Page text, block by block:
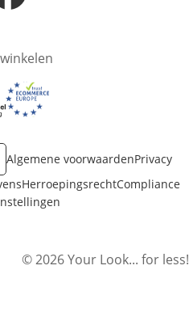
in nieuw venster
in nieuw venster
Opent in nieuw venster
Algemene voorwaardenPrivacy
HerroepingsrechtCompliance
© 2026 Your Look... for less!